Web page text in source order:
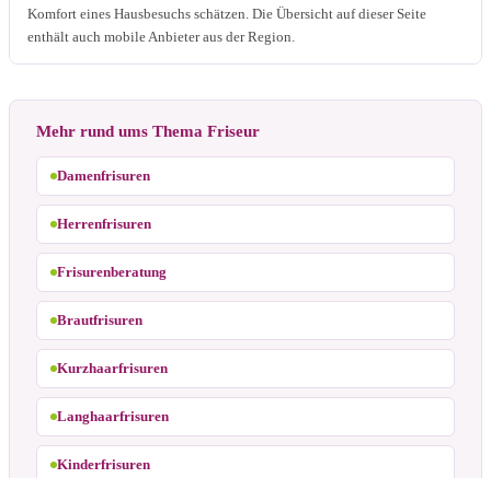
Komfort eines Hausbesuchs schätzen. Die Übersicht auf dieser Seite
enthält auch mobile Anbieter aus der Region.
Mehr rund ums Thema Friseur
Damenfrisuren
Herrenfrisuren
Frisurenberatung
Brautfrisuren
Kurzhaarfrisuren
Langhaarfrisuren
Kinderfrisuren